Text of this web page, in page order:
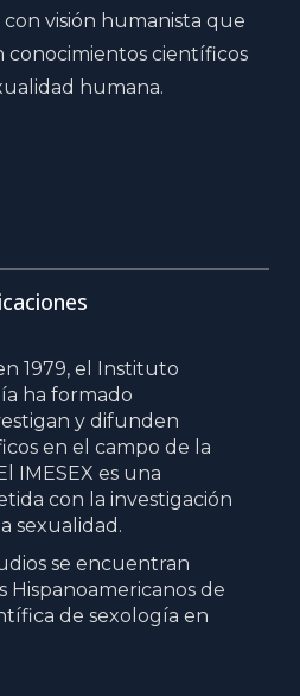
visión humanista que
conocimientos científicos
humana.
1979, el Instituto
ha formado
y difunden
en el campo de la
IMESEX es una
con la investigación
sexualidad.
se encuentran
Hispanoamericanos de
de sexología en